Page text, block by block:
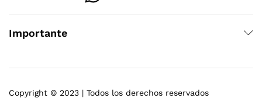
Importante
Copyright © 2023 | Todos los derechos reservados